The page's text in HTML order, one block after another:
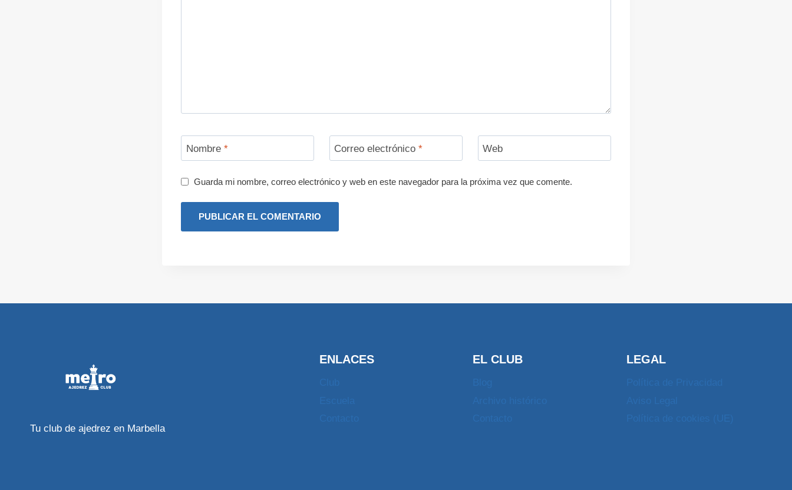
Nombre * Correo electrónico* Web
Guarda mi nombre, correo electrónico y web en este navegador para la próxima vez que comente.
Tu club de ajedrez en Marbella
ENLACES EL CLUB LEGAL